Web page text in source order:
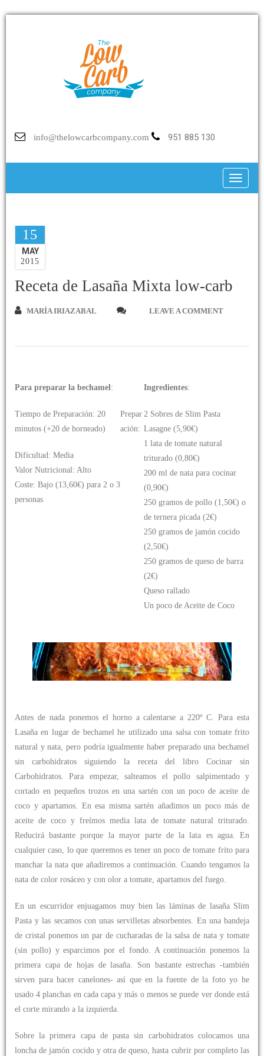
info@thelowcarbcompany.com 951 885 130
15
MAY
2015
Receta de Lasaña Mixta low-carb
MARÍA IRIAZABAL LEAVE A COMMENT
Para preparar la bechamel :
Tiempo de Preparación: 20
minutos (+20 de horneado)
Dificultad: Media
Valor Nutricional: Alto
Coste: Bajo (13,60€) para 2 o 3
personas
Ingredientes:
2 Sobres de Slim Pasta
Lasagne (5,90€)
1 lata de tomate natural
triturado (0,80€)
200 ml de nata para cocinar
(0,90€)
250 gramos de pollo (1,50€) o
de ternera picada (2€)
250 gramos de jamón cocido
(2,50€)
250 gramos de queso de barra
(2€)
Queso rallado
Un poco de Aceite de Coco
Prepar
ación:
Antes de nada ponemos el horno a calentarse a 220º C. Para esta
Lasaña en lugar de bechamel he utilizado una salsa con tomate frito
natural y nata, pero podría igualmente haber preparado una bechamel
sin carbohidratos siguiendo la receta del libro Cocinar sin
Carbohidratos. Para empezar, salteamos el pollo salpimentado y
cortado en pequeños trozos en una sartén con un poco de aceite de
coco y apartamos. En esa misma sartén añadimos un poco más de
aceite de coco y freímos media lata de tomate natural triturado.
Reducirá bastante porque la mayor parte de la lata es agua. En
cualquier caso, lo que queremos es tener un poco de tomate frito para
manchar la nata que añadiremos a continuación. Cuando tengamos la
nata de color rosáceo y con olor a tomate, apartamos del fuego.
En un escurridor enjuagamos muy bien las láminas de lasaña Slim
Pasta y las secamos con unas servilletas absorbentes. En una bandeja
de cristal ponemos un par de cucharadas de la salsa de nata y tomate
(sin pollo) y esparcimos por el fondo. A continuación ponemos la
primera capa de hojas de lasaña. Son bastante estrechas -también
sirven para hacer canelones- así que en la fuente de la foto yo he
usado 4 planchas en cada capa y más o menos se puede ver donde está
el corte mirando a la izquierda.
Sobre la primera capa de pasta sin carbohidratos colocamos una
loncha de jamón cocido y otra de queso, hasta cubrir por completo las